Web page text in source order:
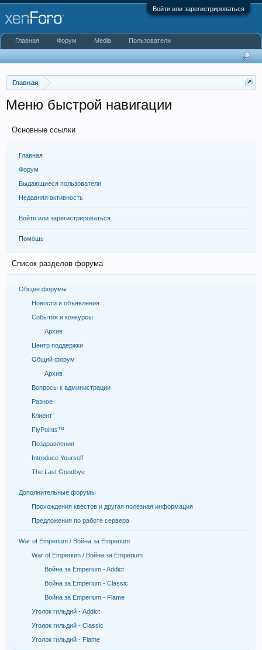
Войти или зарегистрироваться
Главная
Меню быстрой навигации
Основные ссылки
Главная
Форум
Выдающиеся пользователи
Недавняя активность
Войти или зарегистрироваться
Помощь
Список разделов форума
Общие форумы
Новости и объявления
События и конкурсы
Архив
Центр поддержки
Общий форум
Архив
Вопросы к администрации
Разное
Клиент
FlyPoints™
Поздравления
Introduce Yourself
The Last Goodbye
Дополнительные форумы
Прохождения квестов и другая полезная информация
Предложения по работе сервера
War of Emperium / Война за Emperium
War of Emperium / Война за Emperium
Война за Emperium - Addict
Война за Emperium - Classic
Война за Emperium - Flame
Уголок гильдий - Addict
Уголок гильдий - Classic
Уголок гильдий - Flame
Главная Форум Media Пользователи